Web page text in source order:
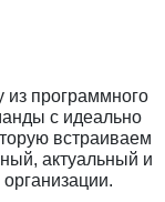
из программного
с идеально
встраиваем
актуальный и